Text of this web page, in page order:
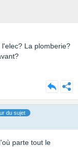
La plomberie?
du sujet
parte tout le